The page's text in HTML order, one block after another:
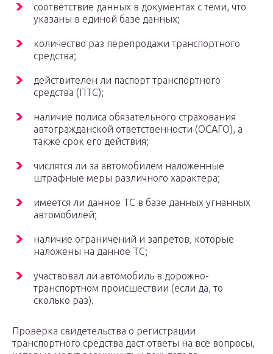
соответствие данных в документах с теми, что
указаны в единой базе данных;
количество раз перепродажи транспортного
средства;
действителен ли паспорт транспортного
средства (ПТС);
наличие полиса обязательного страхования
автогражданской ответственности (ОСАГО), а
также срок его действия;
числятся ли за автомобилем наложенные
штрафные меры различного характера;
имеется ли данное ТС в базе данных угнанных
автомобилей;
наличие ограничений и запретов, которые
наложены на данное ТС;
участвовал ли автомобиль в дорожно-
транспортном происшествии (если да, то
сколько раз).
Проверка свидетельства о регистрации
транспортного средства даст ответы на все вопросы,